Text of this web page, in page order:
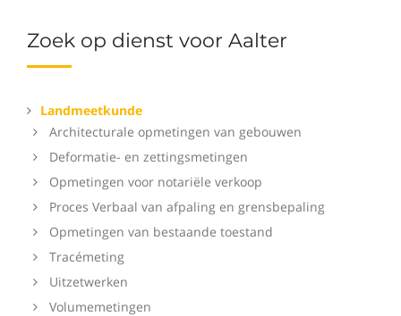
Zoek op dienst voor Aalter
Landmeetkunde
Architecturale opmetingen van gebouwen
Deformatie- en zettingsmetingen
Opmetingen voor notariële verkoop
Proces Verbaal van afpaling en grensbepaling
Opmetingen van bestaande toestand
Tracémeting
Uitzetwerken
Volumemetingen